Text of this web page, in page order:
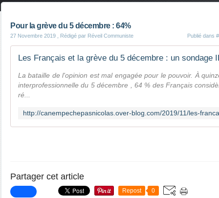
Pour la grève du 5 décembre : 64%
27 Novembre 2019 , Rédigé par Réveil Communiste Publié dans
La bataille de l'opinion est mal engagée pour le pouvoir. À
interprofessionnelle du 5 décembre , 64 % des Français
ré...
Partager cet article
Repost 0